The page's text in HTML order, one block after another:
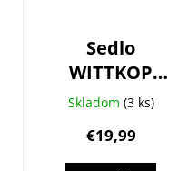
Sedlo
WITTKOP
Race Twin
Gel
Skladom (3 ks)
€19,99